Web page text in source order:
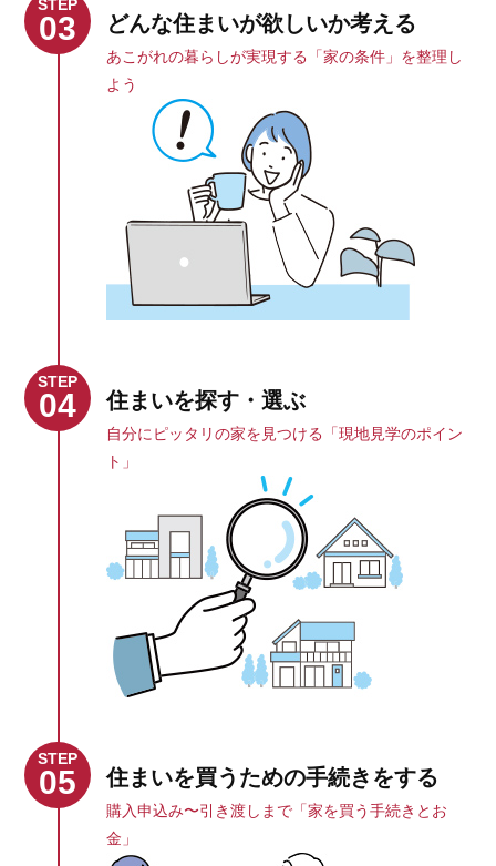
STEP
03 どんな住まいが欲しいか考える
あこがれの暮らしが実現する「家の条件」を整理し
よう
STEP
04 住まいを探す・選ぶ
自分にピッタリの家を見つける「現地見学のポイン
ト」
STEP
05 住まいを買うための手続きをする
購入申込み〜引き渡しまで「家を買う手続きとお
金」